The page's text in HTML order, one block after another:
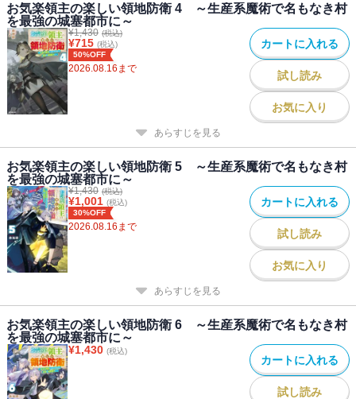
お気楽領主の楽しい領地防衛 4 ～生産系魔術で名もなき村
を最強の城塞都市に～
¥1,430 (税込)
¥715 (税込)
50%OFF
2026.08.16 まで
カートに入れる
試し読み
お気に入り
あらすじを見る
お気楽領主の楽しい領地防衛 5 ～生産系魔術で名もなき村
を最強の城塞都市に～
¥1,430 (税込)
¥1,001 (税込)
30%OFF
2026.08.16 まで
カートに入れる
試し読み
お気に入り
あらすじを見る
お気楽領主の楽しい領地防衛 6 ～生産系魔術で名もなき村
を最強の城塞都市に～
¥1,430 (税込)
カートに入れる
試し読み